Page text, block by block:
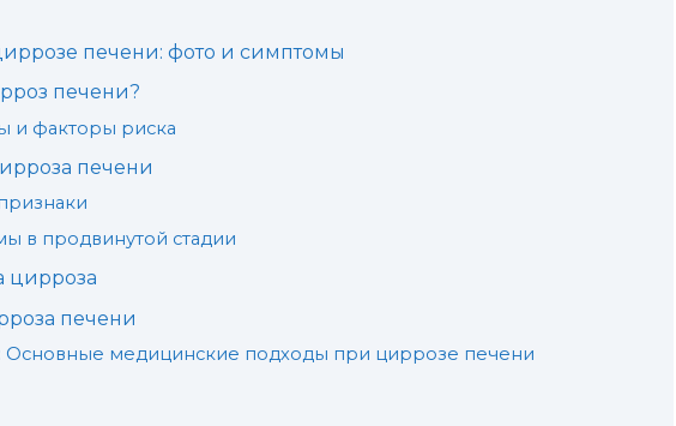
печени: фото и симптомы
печени?
и факторы риска
печени
в продвинутой стадии
цирроза
печени
Основные медицинские подходы при циррозе печени